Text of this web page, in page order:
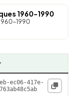
1960-1990
1990
ec06-417e-